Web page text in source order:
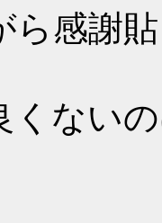
ら感謝
くない